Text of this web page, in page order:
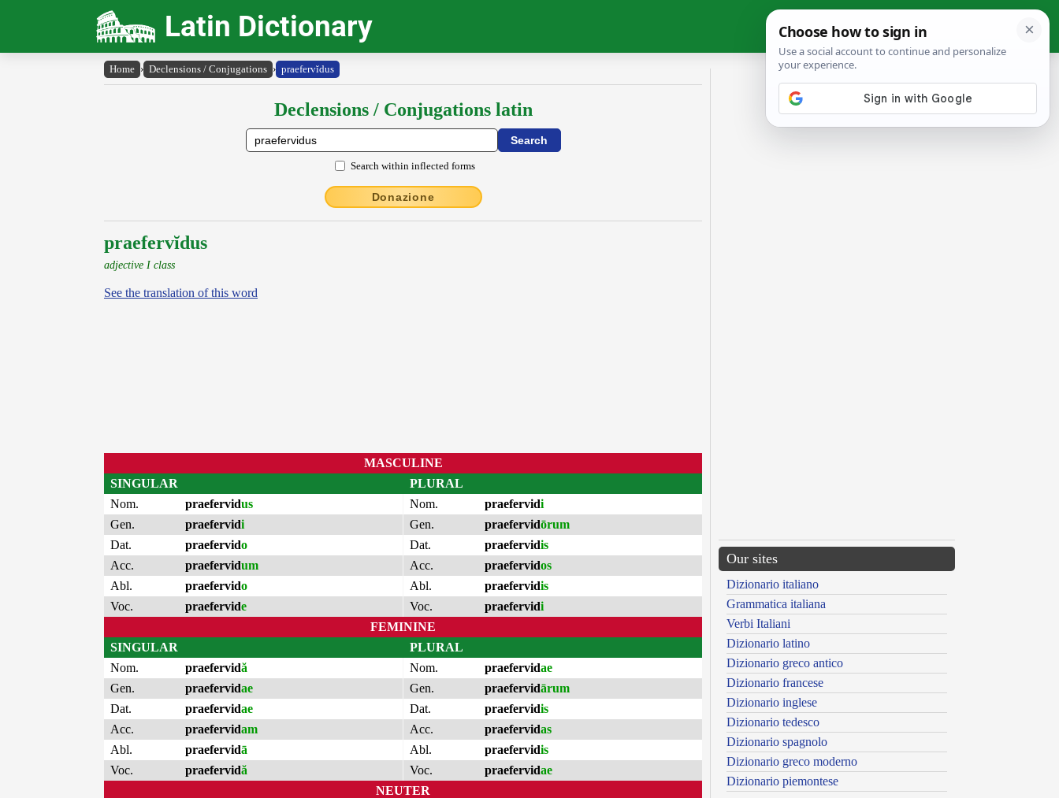
Latin Dictionary
Home › Declensions / Conjugations › praefervĭdus
Declensions / Conjugations latin
Search within inflected forms
Donazione
praefervĭdus
adjective I class
See the translation of this word
MASCULINE
SINGULAR
Nom.
praefervidus
Gen.
praefervidi
Dat.
praefervido
Acc.
praefervidum
Abl.
praefervido
Voc.
praefervide
PLURAL
Nom.
praefervidi
Gen.
praefervidōrum
Dat.
praefervidis
Acc.
praefervidos
Abl.
praefervidis
Voc.
praefervidi
FEMININE
SINGULAR
Nom.
praefervidă
Gen.
praefervidae
Dat.
praefervidae
Acc.
praefervidam
Abl.
praefervidā
Voc.
praefervidă
PLURAL
Nom.
praefervidae
Gen.
praefervidārum
Dat.
praefervidis
Acc.
praefervidas
Abl.
praefervidis
Voc.
praefervidae
NEUTER
Our sites
Dizionario italiano
Grammatica italiana
Verbi Italiani
Dizionario latino
Dizionario greco antico
Dizionario francese
Dizionario inglese
Dizionario tedesco
Dizionario spagnolo
Dizionario greco moderno
Dizionario piemontese